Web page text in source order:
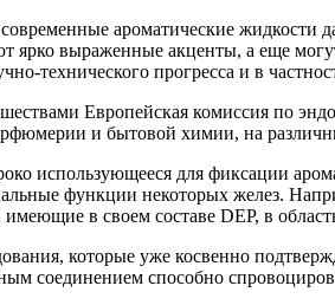
ароматические жидкости
ярко выраженные акценты, а еще
технического прогресса и в
Европейская комиссия по
и бытовой химии, на
использующееся для фиксации
функции некоторых желез.
в своем составе DEP, в
которые уже косвенно
соединением способно